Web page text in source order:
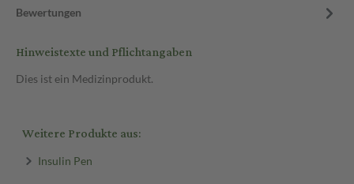
Bewertungen
Hinweistexte und Pflichtangaben
Dies ist ein Medizinprodukt.
Weitere Produkte aus:
Insulin Pen